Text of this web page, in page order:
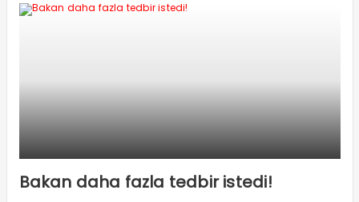
Bakan daha fazla tedbir istedi!